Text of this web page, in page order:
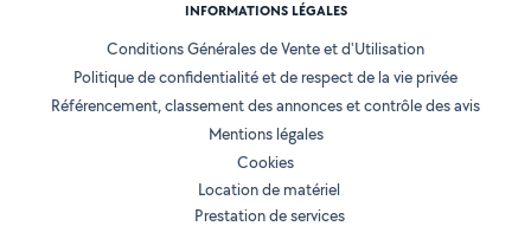
INFORMATIONS LÉGALES
Conditions Générales de Vente et d'Utilisation
Politique de confidentialité et de respect de la vie privée
Référencement, classement des annonces et contrôle des avis
Mentions légales
Cookies
Location de matériel
Prestation de services